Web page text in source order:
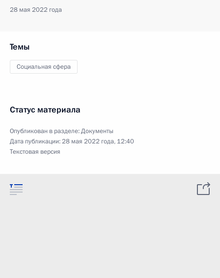
28 мая 2022 года
Темы
Социальная сфера
Статус материала
Опубликован в разделе:Документы
Дата публикации:28 мая 2022 года, 12:40
Текстовая версия